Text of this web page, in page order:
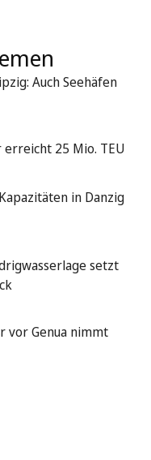
Auch Seehäfen
erreicht 25 Mio. TEU
in Danzig
setzt
vor Genua nimmt